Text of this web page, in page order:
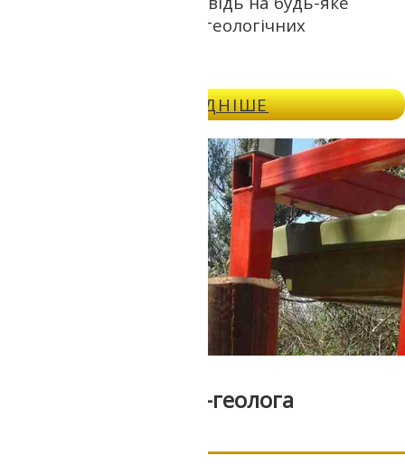
питання щодо вартості геологічних
ДОКЛАДНІШЕ
Послуги інженера-геолога